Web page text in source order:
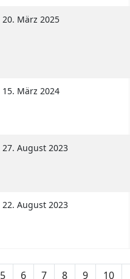
20. März 2025
15. März 2024
27. August 2023
22. August 2023
5 6 7 8 9 10